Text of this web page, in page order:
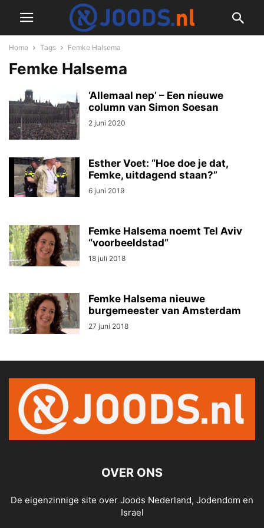
Home Tags Femke Halsema
Femke Halsema
‘Allemaal nep’ – Een nieuwe
column van Simon Soesan
2 juni 2020
Esther Voet: “Hoe doe je dat,
Femke, uitdagend staan?”
6 juni 2019
Femke Halsema noemt Tel Aviv
“voorbeeldstad”
18 juli 2018
Femke Halsema nieuwe
burgemeester van Amsterdam
27 juni 2018
OVER ONS
De eigenzinnige site over Joods Nederland, Jodendom en
Israel